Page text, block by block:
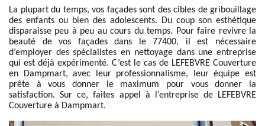
La plupart du temps, vos façades sont des cibles de gribouillage
des enfants ou bien des adolescents. Du coup son esthétique
disparaisse peu à peu au cours du temps. Pour faire revivre la
beauté de vos façades dans le 77400, il est nécessaire
d’employer des spécialistes en nettoyage dans une entreprise
qui est déjà expérimenté. C’est le cas de LEFEBVRE Couverture
en Dampmart, avec leur professionnalisme, leur équipe est
prête à vous donner le maximum pour vous donner la
satisfaction. Sur ce, faites appel à l’entreprise de LEFEBVRE
Couverture à Dampmart.